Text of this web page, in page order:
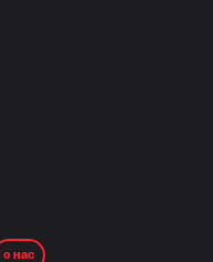
о нас